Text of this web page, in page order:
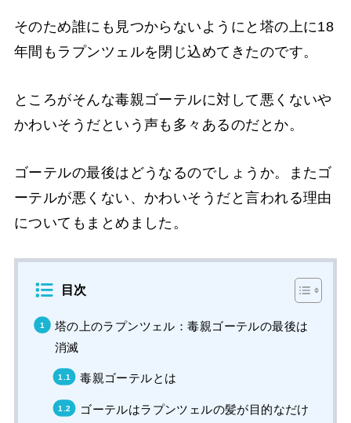
そのため誰にも見つからないようにと塔の上に18
年間もラプンツェルを閉じ込めてきたのです。
ところがそんな毒親ゴーテルに対して悪くないや
かわいそうだという声も多々あるのだとか。
ゴーテルの最後はどうなるのでしょうか。またゴ
ーテルが悪くない、かわいそうだと言われる理由
についてもまとめました。
目次
塔の上のラプンツェル：毒親ゴーテルの最後は
消滅
毒親ゴーテルとは
ゴーテルはラプンツェルの髪が目的なだけ